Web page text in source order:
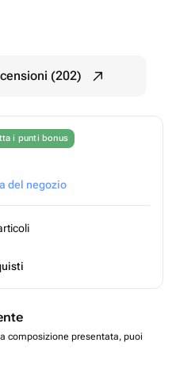
(202)
i punti bonus
del negozio
composizione presentata, puoi